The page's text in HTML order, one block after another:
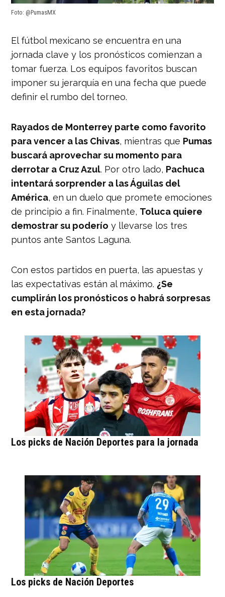
Foto: @PumasMX
El fútbol mexicano se encuentra en una
jornada clave y los pronósticos comienzan a
tomar fuerza. Los equipos favoritos buscan
imponer su jerarquía en una fecha que puede
definir el rumbo del torneo.
Rayados de Monterrey parte como favorito
para vencer a las Chivas, mientras que Pumas
buscará aprovechar su momento para
derrotar a Cruz Azul. Por otro lado, Pachuca
intentará sorprender a las Águilas del
América, en un duelo que promete emociones
de principio a fin. Finalmente, Toluca quiere
demostrar su poderío y llevarse los tres
puntos ante Santos Laguna.
Con estos partidos en puerta, las apuestas y
las expectativas están al máximo. ¿Se
cumplirán los pronósticos o habrá sorpresas
en esta jornada?
Los picks de Nación Deportes para la jornada
Los picks de Nación Deportes